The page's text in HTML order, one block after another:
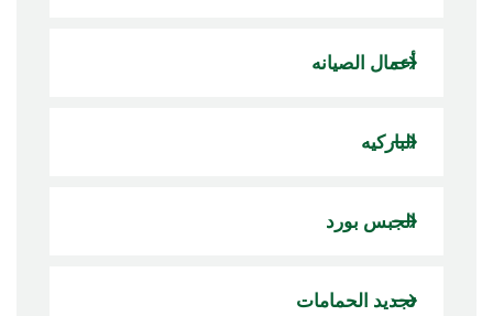
أعمال الصيانه
الباركيه
الجبس بورد
تجديد الحمامات